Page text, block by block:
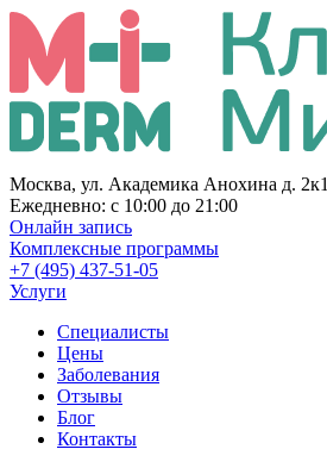
Москва, ул. Академика Анохина д. 2к1
Ежедневно: с 10:00 до 21:00
Онлайн запись
Комплексные программы
+7 (495) 437-51-05
Услуги
Специалисты
Цены
Заболевания
Отзывы
Блог
Контакты